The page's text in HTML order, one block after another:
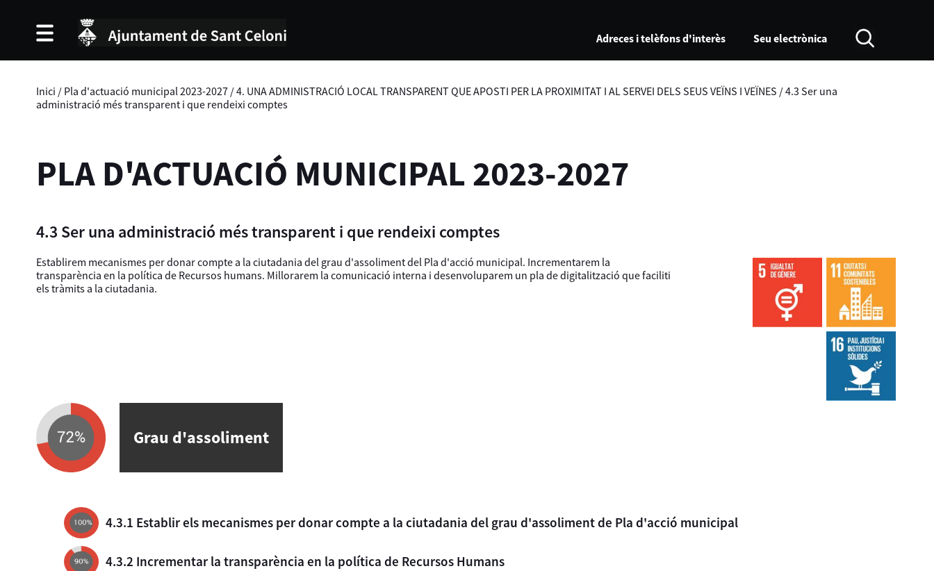
Adreces i telèfons d'interès Seu electrònica
Inici / Pla d'actuació municipal 2023-2027 /4. UNA ADMINISTRACIÓ LOCAL TRANSPARENT QUE APOSTI PER LA PROXIMITAT I AL SERVEI DELS SEUS VEÏNS I VEÏNES /4.3 Ser una
administració més transparent i que rendeixi comptes
PLA D'ACTUACIÓ MUNICIPAL 2023-2027
4.3 Ser una administració més transparent i que rendeixi comptes
Establirem mecanismes per donar compte a la ciutadania del grau d'assoliment del Pla d'acció municipal. Incrementarem la
transparència en la política de Recursos humans. Millorarem la comunicació interna i desenvoluparem un pla de digitalització que faciliti
els tràmits a la ciutadania.
Grau d'assoliment
4.3.1 Establir els mecanismes per donar compte a la ciutadania del grau d'assoliment de Pla d'acció municipal
4.3.2 Incrementar la transparència en la política de Recursos Humans